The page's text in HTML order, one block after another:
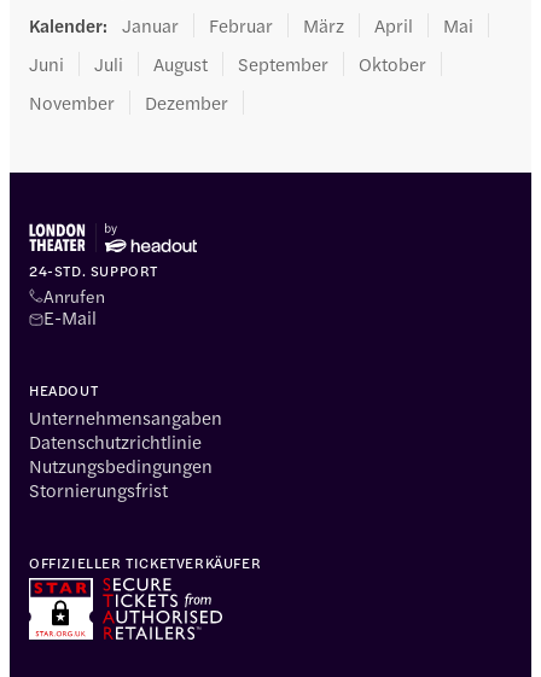
Kalender: Januar Februar März April
Mai
Juni
Juli August September
Oktober
November
Dezember
24-STD. SUPPORT
Anrufen
E-Mail
HEADOUT
Unternehmensangaben
Datenschutzrichtlinie
Nutzungsbedingungen
Stornierungsfrist
OFFIZIELLER TICKETVERKÄUFER